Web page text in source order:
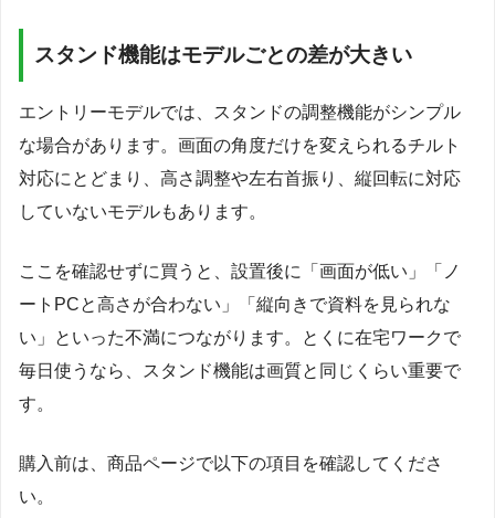
スタンド機能はモデルごとの差が大きい
エントリーモデルでは、スタンドの調整機能がシンプル
な場合があります。画面の角度だけを変えられるチルト
対応にとどまり、高さ調整や左右首振り、縦回転に対応
していないモデルもあります。
ここを確認せずに買うと、設置後に「画面が低い」「ノ
ートPCと高さが合わない」「縦向きで資料を見られな
い」といった不満につながります。とくに在宅ワークで
毎日使うなら、スタンド機能は画質と同じくらい重要で
す。
購入前は、商品ページで以下の項目を確認してくださ
い。